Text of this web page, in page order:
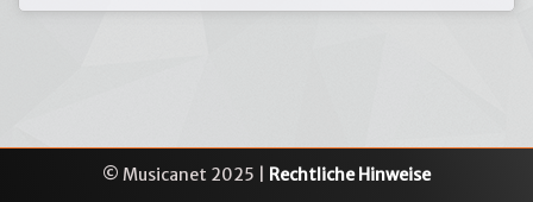
© Musicanet 2025 | Rechtliche Hinweise